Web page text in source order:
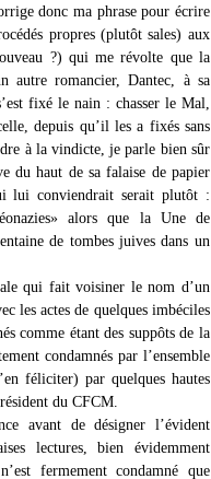
donc ma phrase pour écrire
propres (plutôt sales) aux
?) qui me révolte que la
autre romancier, Dantec, à sa
fixé le nain : chasser le Mal,
depuis qu’il les a fixés sans
à la vindicte, je parle bien sûr
du haut de sa falaise de papier
lui conviendrait serait plutôt :
alors que la Une de
de tombes juives dans un
qui fait voisiner le nom d’un
les actes de quelques imbéciles
comme étant des suppôts de la
condamnés par l’ensemble
féliciter) par quelques hautes
du CFCM.
avant de désigner l’évident
lectures, bien évidemment
fermement condamné que